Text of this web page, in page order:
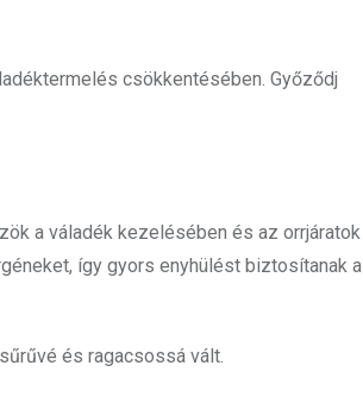
csökkentésében. Győződj
a váladék kezelésében és az orrjáratok
így gyors enyhülést biztosítanak a
és ragacsossá vált.